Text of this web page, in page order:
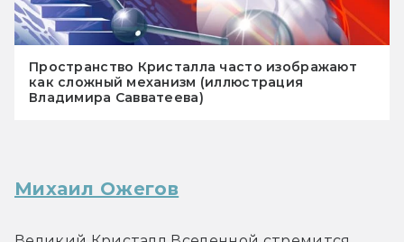
Пространство Кристалла часто изображают
как сложный механизм (иллюстрация
Владимира Савватеева)
Михаил Ожегов